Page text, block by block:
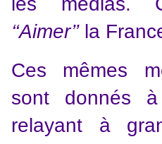
‘‘Aimer’’la
Ces mêmes
sont donnés
relayant à